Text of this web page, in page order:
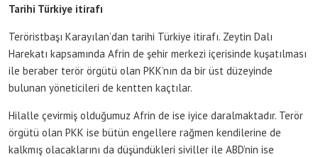
Tarihi Türkiye itirafı
Teröristbaşı Karayılan’dan tarihi Türkiye itirafı. Zeytin Dalı
Harekatı kapsamında Afrin de şehir merkezi içerisinde kuşatılması
ile beraber terör örgütü olan PKK’nın da bir üst düzeyinde
bulunan yöneticileri de kentten kaçtılar.
Hilalle çevirmiş olduğumuz Afrin de ise iyice daralmaktadır. Terör
örgütü olan PKK ise bütün engellere rağmen kendilerine de
kalkmış olacaklarını da düşündükleri siviller ile ABD’nin ise